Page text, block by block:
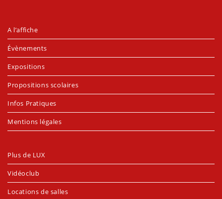
A l’affiche
Évènements
Expositions
Propositions scolaires
Infos Pratiques
Mentions légales
Plus de LUX
Vidéoclub
Locations de salles